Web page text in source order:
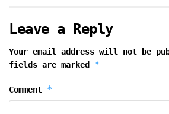
Leave a Reply
Your email address will not be
fields are marked *
Comment *